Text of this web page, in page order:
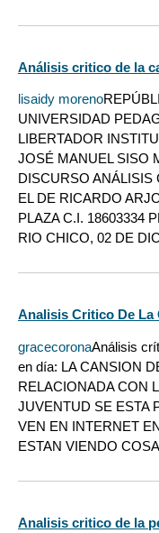
Análisis critico de la
lisaidy moreno
UNIVERSIDAD
LIBERTADOR
JOSÉ MANUEL SISO
DISCURSO ANÁLISIS
EL DE RICARDO
PLAZA C.I. 18603334
RIO CHICO, 02 DE
Analisis Critico De La
gracecoronaAnálisis
en día: LA CANSION
RELACIONADA CON
JUVENTUD SE ESTA
VEN EN INTERNET
ESTAN VIENDO
Analisis critico de la